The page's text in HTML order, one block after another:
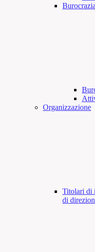
Organizzazione
Titolari di
di